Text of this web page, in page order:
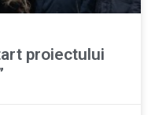
proiectului